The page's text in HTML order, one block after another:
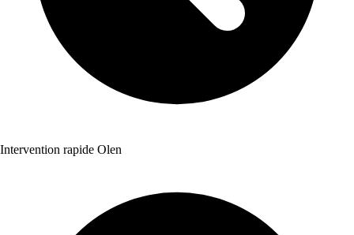
Intervention rapide Olen